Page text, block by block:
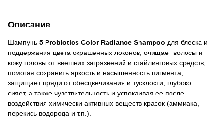
Описание
Шампунь 5 Probiotics Color Radiance Shampoo для блеска и
поддержания цвета окрашенных локонов, очищает волосы и
кожу головы от внешних загрязнений и стайлинговых средств,
помогая сохранить яркость и насыщенность пигмента,
защищает пряди от обесцвечивания и тусклости, глубоко
сияет, а также чувствительность и успокаивая ее после
воздействия химически активных веществ красок (аммиака,
перекись водорода и т.п.).